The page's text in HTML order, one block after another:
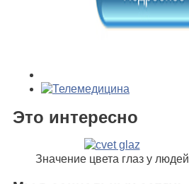
Это интересно
Значение цвета глаз у людей